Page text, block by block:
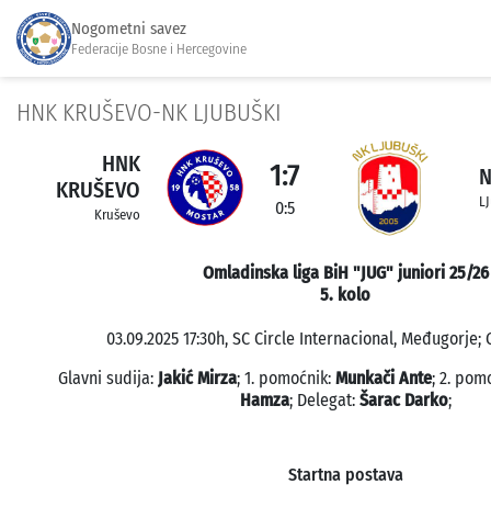
Nogometni savez
Federacije Bosne i Hercegovine
HNK KRUŠEVO-NK LJUBUŠKI
HNK
KRUŠEVO
Kruševo
1:7
0:5
Omladinska liga BiH "JUG" juniori 25/26
5. kolo
03.09.2025 17:30h, SC Circle Internacional, Međugorje;
Glavni sudija: Jakić Mirza; 1. pomoćnik: Munkači Ante; 2.
Hamza; Delegat: Šarac Darko;
Startna postava